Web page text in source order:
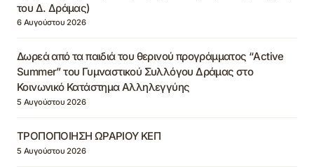
του Δ. Δράμας)
6 Αυγούστου 2026
Δωρεά από τα παιδιά του θερινού προγράμματος “Active
Summer” του Γυμναστικού Συλλόγου Δράμας στο
Κοινωνικό Κατάστημα Αλληλεγγύης
5 Αυγούστου 2026
ΤΡΟΠΟΠΟΙΗΣΗ ΩΡΑΡΙΟΥ ΚΕΠ
5 Αυγούστου 2026